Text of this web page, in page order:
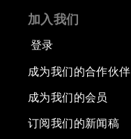
加入我们
登录
成为我们的合作伙伴
成为我们的会员
订阅我们的新闻稿